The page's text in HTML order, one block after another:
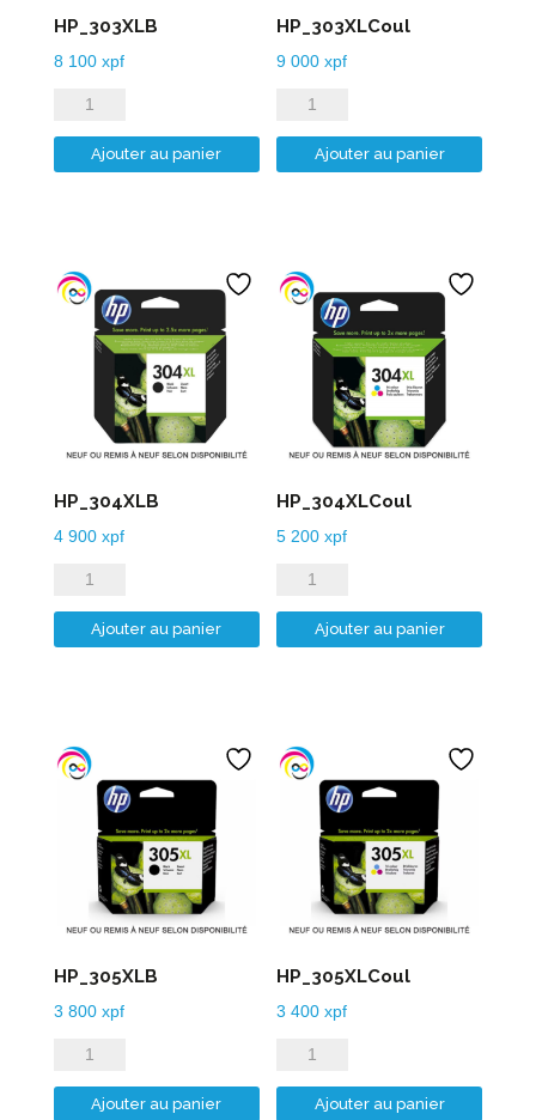
HP_303XLB
8 100 xpf
quantité
de
HP_303XLB
Ajouter au panier
HP_303XLCoul
9 000xpf
quantité
de
HP_303XLCoul
Ajouter au panier
HP_304XLB
4 900 xpf
quantité
de
HP_304XLB
Ajouter au panier
HP_304XLCoul
5 200xpf
quantité
de
HP_304XLCoul
Ajouter au panier
HP_305XLB
3 800 xpf
quantité
de
HP_305XLB
Ajouter au panier
HP_305XLCoul
3 400xpf
quantité
de
HP_305XLCoul
Ajouter au panier